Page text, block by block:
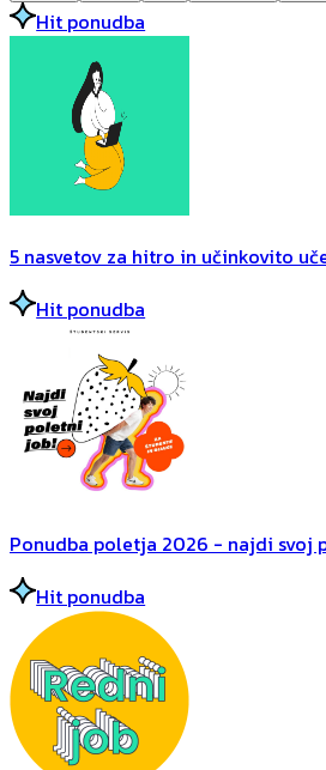
Hit ponudba
5 nasvetov za hitro in učinkovito
Hit ponudba
Ponudba poletja 2026 - najdi svoj
Hit ponudba